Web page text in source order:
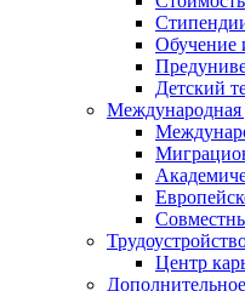
Обучение
Детский
Международная
Центр